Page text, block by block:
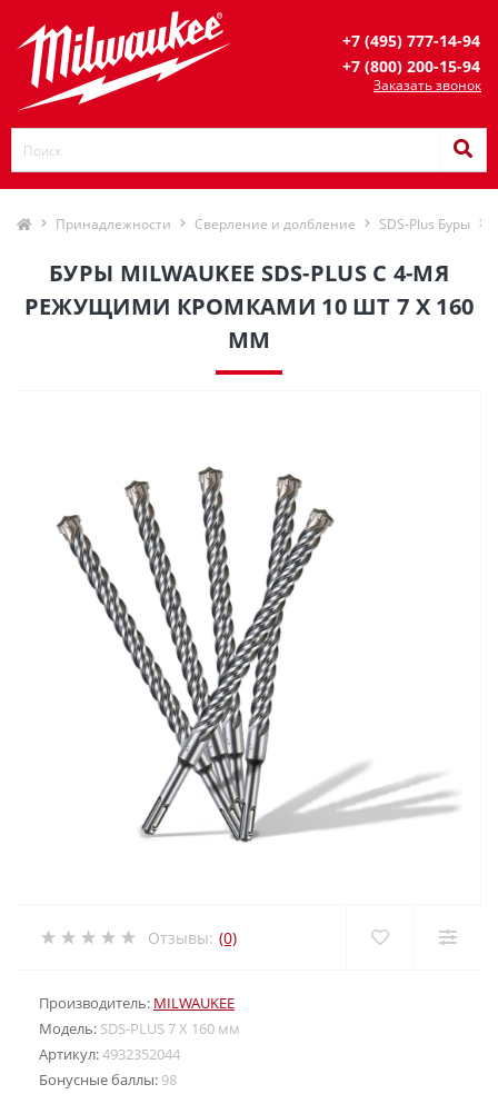
+7 (495) 777-14-94
+7 (800) 200-15-94
Заказать звонок
Принадлежности Сверление и долбление SDS-Plus Буры
БУРЫ MILWAUKEE SDS-PLUS С 4-МЯ
РЕЖУЩИМИ КРОМКАМИ 10 ШТ 7 X 160
ММ
Отзывы: (0)
Производитель: MILWAUKEE
Модель: SDS-PLUS 7 X 160 мм
Артикул:4932352044
Бонусные баллы: 98